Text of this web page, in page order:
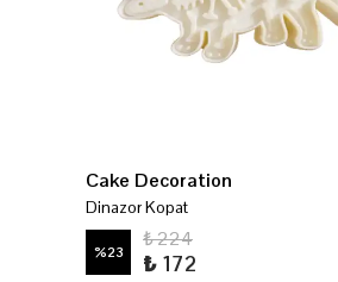
Cake Decoration
Dinazor Kopat
%23
₺ 224
₺ 172